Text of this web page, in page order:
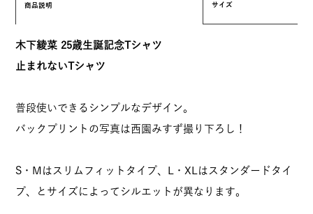
商品説明 サイズ
木下綾菜 25歳生誕記念Tシャツ
止まれないTシャツ
普段使いできるシンプルなデザイン。
バックプリントの写真は西園みすず撮り下ろし！
S・Mはスリムフィットタイプ、L・XLはスタンダードタイ
プ、とサイズによってシルエットが異なります。